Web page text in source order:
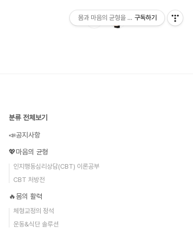
분류 전체보기
📣공지사항
💖마음의 균형
인지행동심리상담(CBT) 이론공부
CBT 처방전
🔥몸의 활력
체형교정의 정석
운동&식단 솔루션
몸과 마음의 균형을 찾아주는 '타라'의 웰니스
구독하기